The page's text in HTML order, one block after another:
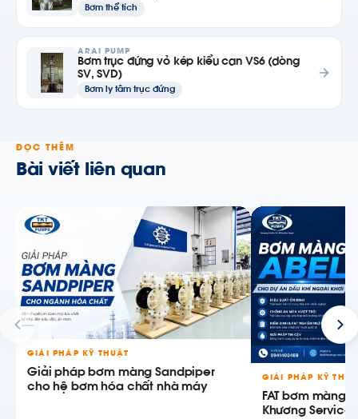
Bơm thể tích
ARAI PUMP
Bơm trục đứng vỏ kép kiểu can VS6 (dòng
SV, SVD)
Bơm ly tâm trục đứng
ĐỌC THÊM
Bài viết liên quan
GIẢI PHÁP KỸ THUẬT
Giải pháp bơm màng Sandpiper
cho hệ bơm hóa chất nhà máy
GIẢI PHÁP KỸ
FAT bơm màng
Khương